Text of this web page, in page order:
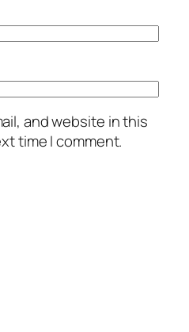
and website in this
time I comment.